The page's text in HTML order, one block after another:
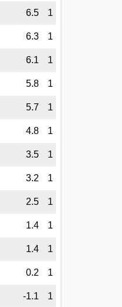
6.5 1
6.3 1
6.1 1
5.8 1
5.7 1
4.8 1
3.5 1
3.2 1
2.5 1
1.4 1
1.4 1
0.2 1
-1.1 1